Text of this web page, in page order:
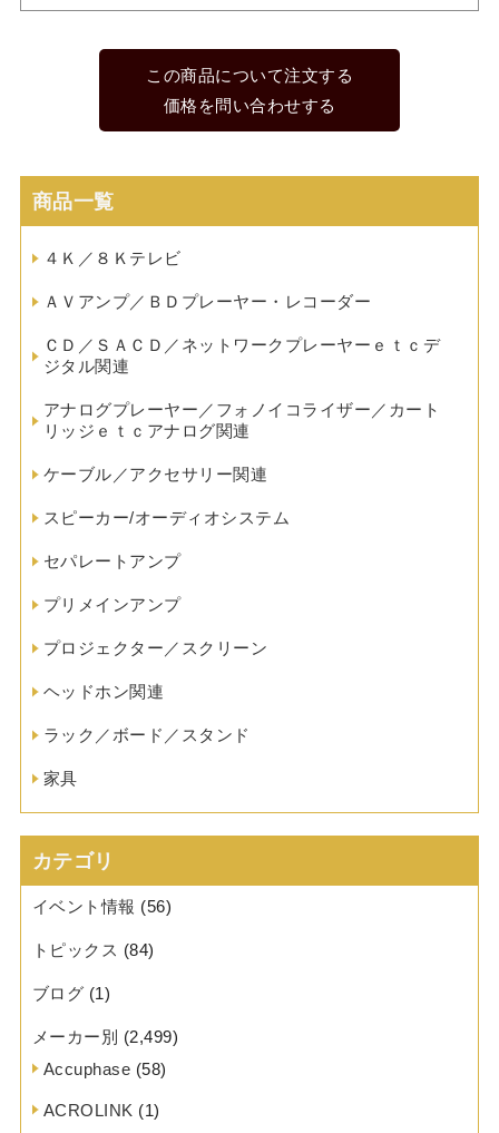
この商品について注文する
価格を問い合わせする
商品一覧
４Ｋ／８Ｋテレビ
ＡＶアンプ／ＢＤプレーヤー・レコーダー
ＣＤ／ＳＡＣＤ／ネットワークプレーヤーｅｔｃデ
ジタル関連
アナログプレーヤー／フォノイコライザー／カート
リッジｅｔｃアナログ関連
ケーブル／アクセサリー関連
スピーカー/オーディオシステム
セパレートアンプ
プリメインアンプ
プロジェクター／スクリーン
ヘッドホン関連
ラック／ボード／スタンド
家具
カテゴリ
イベント情報 (56)
トピックス (84)
ブログ (1)
メーカー別 (2,499)
Accuphase (58)
ACROLINK (1)